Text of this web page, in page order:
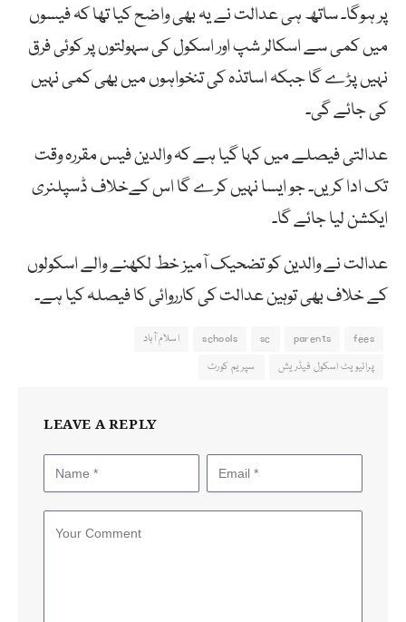
پر ہوگا۔ ساتھ ہی عدالت نے یہ بھی واضح کیا تھا کہ فیسوں
میں کمی سے اسکالر شپ اور اسکول کی سہولتوں پر کوئی فرق
نہیں پڑے گا جبکہ اساتذہ کی تنخواہوں میں بھی کمی نہیں
کی جائے گی۔
عدالتی فیصلے میں کہا گیا ہے کہ والدین فیس مقررہ وقت
تک ادا کریں۔ جو ایسا نہیں کرے گا اس کےخلاف ڈسپلنری
ایکشن لیا جائے گا۔
عدالت نے والدینکوتضحیکآمیزخطلکھنےوالےاسکولوں
کےخلافبھیتوہینعدالتکیکارروائیکافیصلہ کیا ہے۔
fees
parents
sc
schools
اسلام آباد
پرائیویٹ اسکول فیڈریش
سپریم کورٹ
LEAVE A REPLY